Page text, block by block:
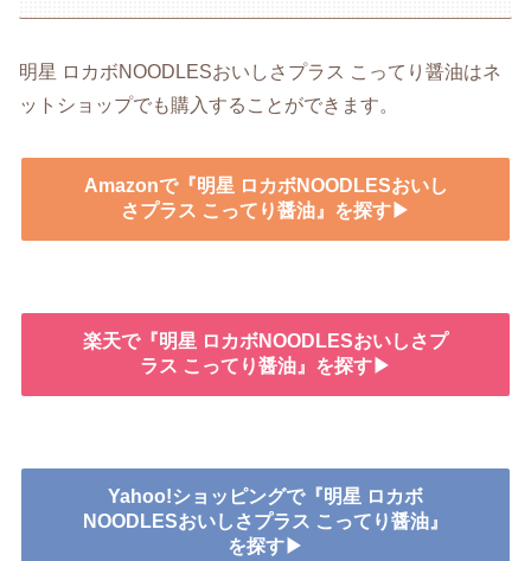
明星 ロカボNOODLESおいしさプラス こってり醤油はネ
ットショップでも購入することができます。
Amazonで『明星 ロカボNOODLESおいし
さプラス こってり醤油』を探す▶
楽天で『明星 ロカボNOODLESおいしさプ
ラス こってり醤油』を探す▶
Yahoo!ショッピングで『明星 ロカボ
NOODLESおいしさプラス こってり醤油』
を探す▶